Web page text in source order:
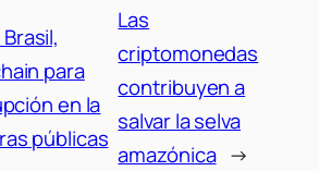
para
en la
públicas
Las
criptomonedas
contribuyen a
salvar la selva
amazónica →